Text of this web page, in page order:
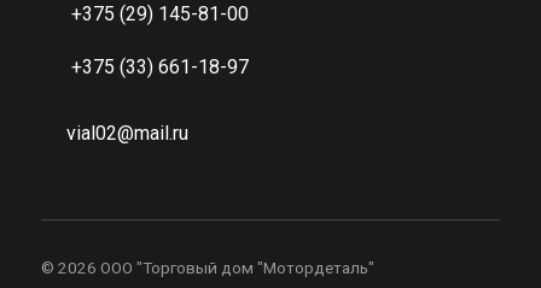
+375 (29) 145-81-00
+375 (33) 661-18-97
vial02@mail.ru
© 2026 ООО "Торговый дом "Мотордеталь"